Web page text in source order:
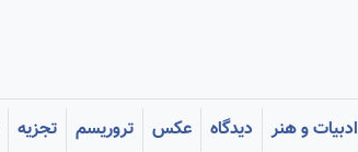
ادبیات و هنر دیدگاه عکس تروریسم تجزیه